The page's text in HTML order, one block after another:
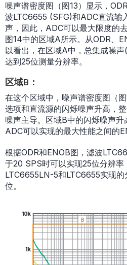
噪声谱密度图（图13）显示，
波LTC6655 (SFG)和ADC直流输
声，因此，ADC可以最大限度的
图14中的区域A所示。从ODR、
以看出，在区域A中，总集成噪
达到25位测量分辨率。
区域B：
在这个区域中，噪声谱密度图（
选项和直流源的闪烁噪声升高，
噪声主导。区域B中的闪烁噪声
ADC可以实现的最大性能之间的
根据ODR和ENOB图，滤波
于20 SPS时可以实现25位分辨
LTC6655LN-5和LTC6655实现
位。